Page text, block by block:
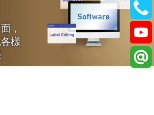
，
樣